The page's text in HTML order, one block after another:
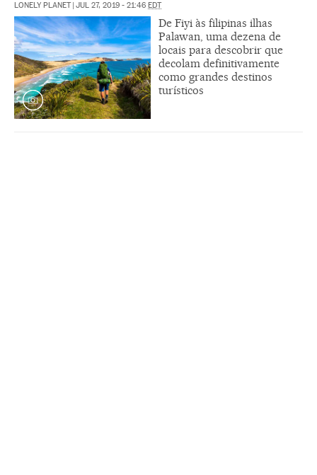
LONELY PLANET JUL 27, 2019 - 21:46 EDT
De Fiyi às filipinas ilhas
Palawan, uma dezena de
locais para descobrir que
decolam definitivamente
como grandes destinos
turísticos